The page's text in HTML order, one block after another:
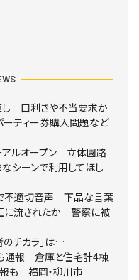
し 口利きや不当要求か
ティー券購入問題など
アルオープン 立体園路
シーンで利用してほし
不適切音声 下品な言葉
流されたか 警察に被
チカラ」は…
通報 倉庫と住宅計4棟
も 福岡・柳川市